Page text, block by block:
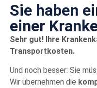
Sie haben
einer
Sehr gut! Ihre
Transportkosten.
Und noch besser: Sie
Wir übernehmen die